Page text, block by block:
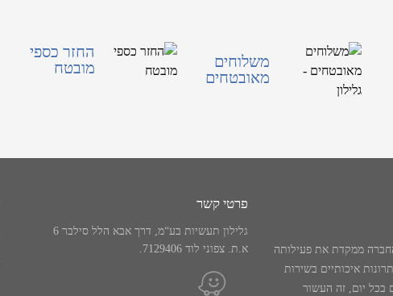
משלוחים
מאובטחים
החזר כספי
מובטח
ממקדת את פעילותה
איכותיים בשירות
בכל יום, זה העשור
פרטי קשר
גלילון תעשיות בע“מ, דרך אבא הלל סילבר 6
א.ת. צפוני לוד 7129406.